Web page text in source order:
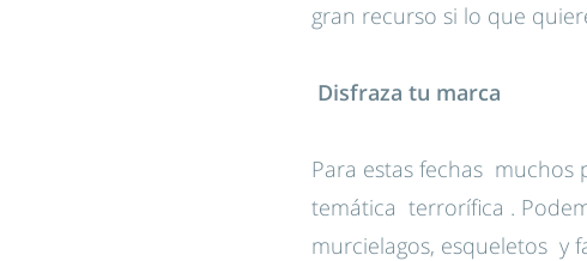
gran recurso si lo que
Disfraza tu marca
Para estas fechas muchos
temática terrorífica .
murcielagos, esqueletos y